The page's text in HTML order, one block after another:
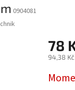
0904081
78
94,38
cena: